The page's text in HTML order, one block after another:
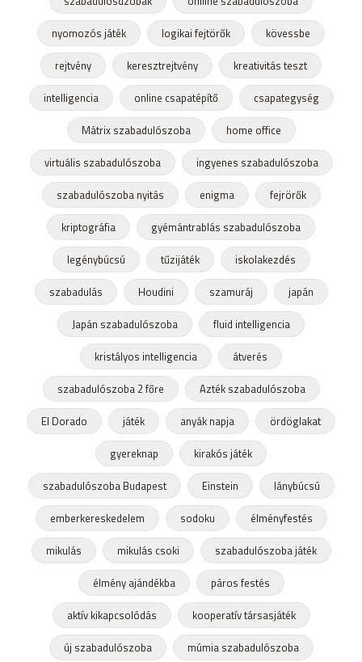
nyomozós játék
logikai fejtörők
kövessbe
rejtvény
keresztrejtvény
kreativitás teszt
intelligencia
online csapatépítő
csapategység
Mátrix szabadulószoba
home office
virtuális szabadulószoba
ingyenes szabadulószoba
szabadulószoba nyitás
enigma
fejrörők
kriptográfia
gyémántrablás szabadulószoba
legénybúcsú
tűzijáték
iskolakezdés
szabadulás
Houdini szamuráj
japán
Japán szabadulószoba
fluid intelligencia
kristályos intelligencia
átverés
szabadulószoba 2 főre
Azték szabadulószoba
El Dorado
játék anyák napja
ördöglakat
gyereknap
kirakós játék
szabadulószoba Budapest
Einstein
lánybúcsú
emberkereskedelem
sodoku
élményfestés
mikulás
mikulás csoki
szabadulószoba játék
élmény ajándékba
páros festés
aktív kikapcsolódás
kooperatív társasjáték
új szabadulószoba
múmia szabadulószoba